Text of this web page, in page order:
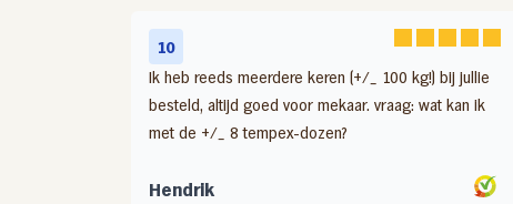
10
Ik heb reeds meerdere keren (+/_ 100 kg!) bij jullie
besteld, altijd goed voor mekaar. vraag: wat kan ik
met de +/_ 8 tempex-dozen?
Hendrik